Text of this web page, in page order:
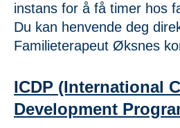
instans for å få timer hos
Du kan henvende deg
Familieterapeut Øksnes
ICDP (International
Development